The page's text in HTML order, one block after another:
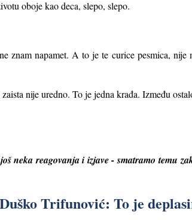
oboje kao deca, slepo, slepo.
znam napamet. A to je te curice pesmica,
nije uredno. To je jedna krađa. Između
nekareagovanja i izjave -smatramotemu
Duško Trifunović: To je